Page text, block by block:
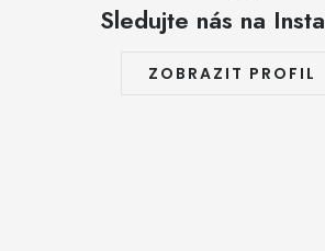
Sledujte nás na
ZOBRAZIT PROFIL